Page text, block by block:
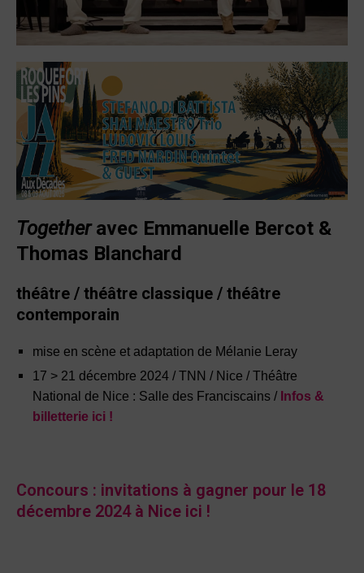
Togetheravec Emmanuelle Bercot &
Thomas Blanchard
théâtre / théâtre classique / théâtre
contemporain
mise en scène et adaptation de Mélanie Leray
17 > 21 décembre 2024 / TNN / Nice / Théâtre
National de Nice : Salle des Franciscains / Infos &
billetterie ici !
Concours : invitations à gagner pour le 18
décembre 2024 à Nice ici !